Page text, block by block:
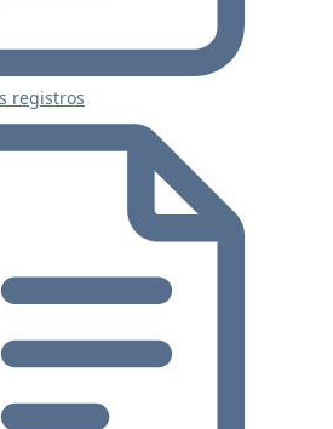
registros